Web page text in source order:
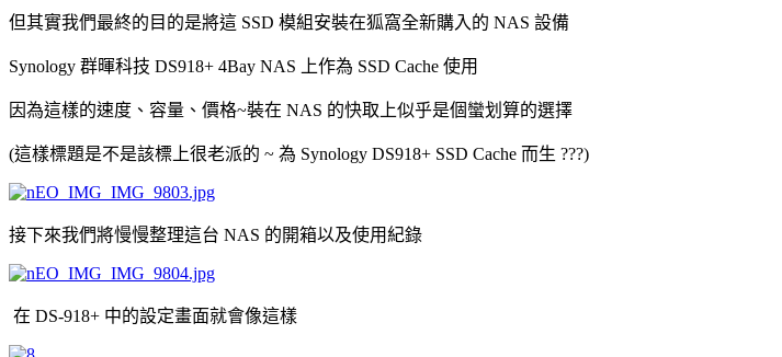
但其實我們最終的目的是將這 SSD 模組安裝在狐窩全新購入的 NAS 設備
Synology 群暉科技 DS918+ 4Bay NAS 上作為 SSD Cache 使用
因為這樣的速度、容量、價格~裝在 NAS 的快取上似乎是個蠻划算的選擇
(這樣標題是不是該標上很老派的 ~ 為 Synology DS918+ SSD Cache 而生 ???)
接下來我們將慢慢整理這台 NAS 的開箱以及使用紀錄
在 DS-918+ 中的設定畫面就會像這樣